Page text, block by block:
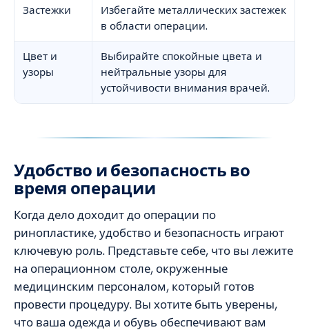
Застежки
Избегайте металлических застежек
в области операции.
Цвет и
узоры
Выбирайте спокойные цвета и
нейтральные узоры для
устойчивости внимания врачей.
Удобство и безопасность во
время операции
Когда дело доходит до операции по
ринопластике, удобство и безопасность играют
ключевую роль. Представьте себе, что вы лежите
на операционном столе, окруженные
медицинским персоналом, который готов
провести процедуру. Вы хотите быть уверены,
что ваша одежда и обувь обеспечивают вам